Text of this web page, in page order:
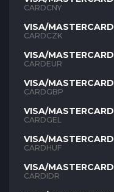
CNY
CARDCNY
VISA/MASTERCARD
CZK
CARDCZK
VISA/MASTERCARD
EUR
CARDEUR
VISA/MASTERCARD
GBP
CARDGBP
VISA/MASTERCARD
GEL
CARDGEL
VISA/MASTERCARD
HUF
CARDHUF
VISA/MASTERCARD
IDR
CARDIDR